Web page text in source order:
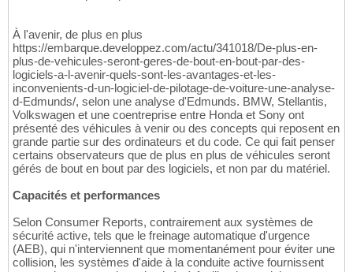
À l'avenir, de plus en plus
https://embarque.developpez.com/actu/341018/De-plus-en-
plus-de-vehicules-seront-geres-de-bout-en-bout-par-des-
logiciels-a-l-avenir-quels-sont-les-avantages-et-les-
inconvenients-d-un-logiciel-de-pilotage-de-voiture-une-analyse-
d-Edmunds/, selon une analyse d'Edmunds. BMW, Stellantis,
Volkswagen et une coentreprise entre Honda et Sony ont
présenté des véhicules à venir ou des concepts qui reposent en
grande partie sur des ordinateurs et du code. Ce qui fait penser
certains observateurs que de plus en plus de véhicules seront
gérés de bout en bout par des logiciels, et non par du matériel.
Capacités et performances
Selon Consumer Reports, contrairement aux systèmes de
sécurité active, tels que le freinage automatique d'urgence
(AEB), qui n'interviennent que momentanément pour éviter une
collision, les systèmes d'aide à la conduite active fournissent